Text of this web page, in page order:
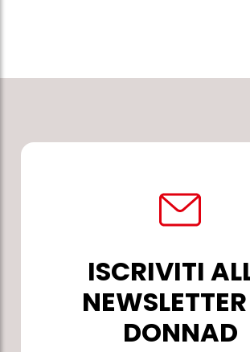
ISCRIVITI
DONNAD